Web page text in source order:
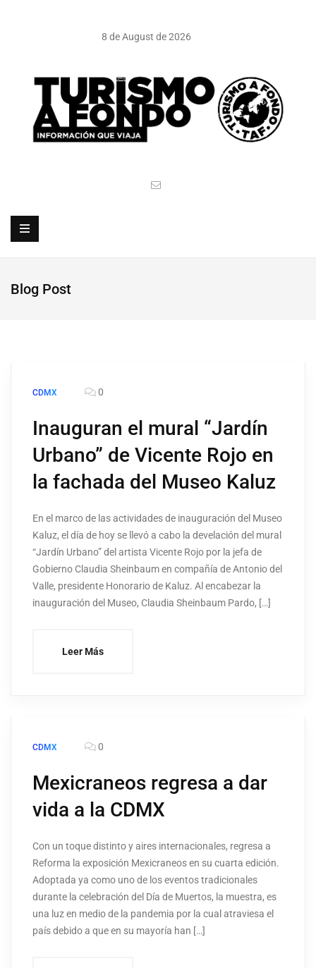
8 de August de 2026
Blog Post
CDMX 0
Inauguran el mural “Jardín
Urbano” de Vicente Rojo en
la fachada del Museo Kaluz
En el marco de las actividades de inauguración del Museo
Kaluz, el día de hoy se llevó a cabo la develación del mural
“Jardín Urbano” del artista Vicente Rojo por la jefa de
Gobierno Claudia Sheinbaum en compañía de Antonio del
Valle, presidente Honorario de Kaluz. Al encabezar la
inauguración del Museo, Claudia Sheinbaum Pardo, […]
Leer Más
CDMX 0
Mexicraneos regresa a dar
vida a la CDMX
Con un toque distinto y aires internacionales, regresa a
Reforma la exposición Mexicraneos en su cuarta edición.
Adoptada ya como uno de los eventos tradicionales
durante la celebración del Día de Muertos, la muestra, es
una luz en medio de la pandemia por la cual atraviesa el
país debido a que en su mayoría han […]